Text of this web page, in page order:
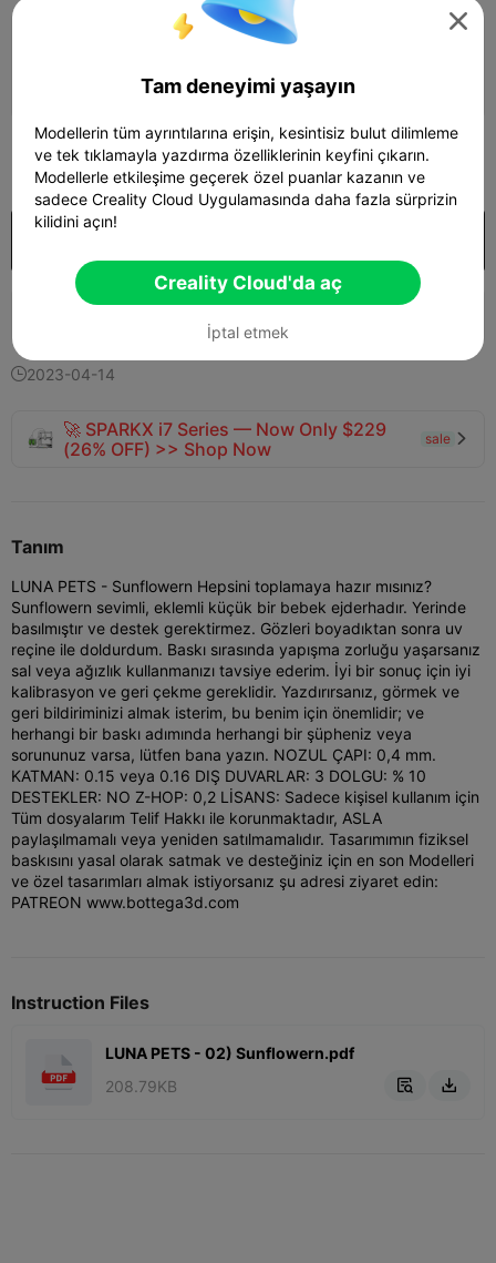
Yazdırma yapılandırması ekle
Daha fazla puan kazan
175 
2023-04-14
🚀 SPARKX i7 Series — Now Only $229
(26% OFF) >> Shop Now
sale 
Tanım
LUNA PETS - Sunflowern Hepsini toplamaya hazır mısınız?
Sunflowern sevimli, eklemli küçük bir bebek ejderhadır. Yerinde
basılmıştır ve destek gerektirmez. Gözleri boyadıktan sonra uv
reçine ile doldurdum. Baskı sırasında yapışma zorluğu yaşarsanız
sal veya ağızlık kullanmanızı tavsiye ederim. İyi bir sonuç için iyi
kalibrasyon ve geri çekme gereklidir. Yazdırırsanız, görmek ve
geri bildiriminizi almak isterim, bu benim için önemlidir; ve
herhangi bir baskı adımında herhangi bir şüpheniz veya
sorununuz varsa, lütfen bana yazın. NOZUL ÇAPI: 0,4 mm.
KATMAN: 0.15 veya 0.16 DIŞ DUVARLAR: 3 DOLGU: % 10
DESTEKLER: NO Z-HOP: 0,2 LİSANS: Sadece kişisel kullanım için
Tüm dosyalarım Telif Hakkı ile korunmaktadır, ASLA
paylaşılmamalı veya yeniden satılmamalıdır. Tasarımımın fiziksel
baskısını yasal olarak satmak ve desteğiniz için en son Modelleri
ve özel tasarımları almak istiyorsanız şu adresi ziyaret edin:
PATREON www.bottega3d.com
Instruction Files
LUNA PETS - 02) Sunflowern.pdf
208.79KB
 

Tam deneyimi yaşayın
Modellerin tüm ayrıntılarına erişin, kesintisiz bulut dilimleme
ve tek tıklamayla yazdırma özelliklerinin keyfini çıkarın.
Modellerle etkileşime geçerek özel puanlar kazanın ve
sadece Creality Cloud Uygulamasında daha fazla sürprizin
kilidini açın!
Creality Cloud'da aç
İptal etmek